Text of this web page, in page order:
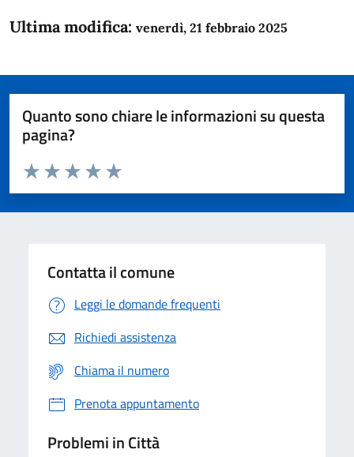
Ultima modifica: venerdì, 21 febbraio 2025
Quanto sono chiare le informazioni su questa
pagina?
Domanda
Valuta da 1 a 5 stelle la pagina
Valuta 5 stelle su 5
Valuta 4 stelle su 5
Valuta 3 stelle su 5
Valuta 2 stelle su 5
Valuta 1 stelle su 5
Contatta il comune
Leggi le domande frequenti
Richiedi assistenza
Chiama il numero
Prenota appuntamento
Problemi in Città